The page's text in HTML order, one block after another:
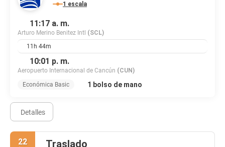
1 escala
11:17 a. m.
Arturo Merino Benitez Intl (SCL)
11h 44m
10:01 p. m.
Aeropuerto Internacional de Cancún (CUN)
Económica Basic
1 bolso de mano
Detalles
22 Traslado